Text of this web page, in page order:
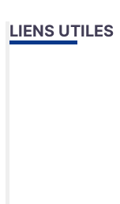
LIENS UTILES